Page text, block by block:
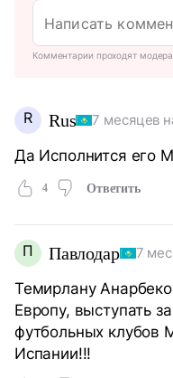
Комментарии проходят
R Rus 7 месяцев
Да Исполнится его
4 Ответить
П Павлодар 7
Темирлану
Европу, выступать
футбольных клубов
Испании!!!